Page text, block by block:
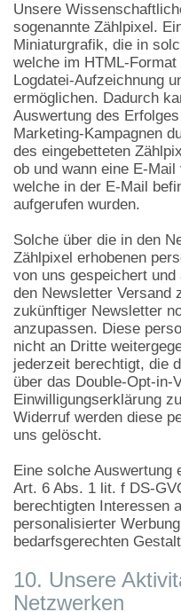
Unsere
sogenannte Zählpixel.
Miniaturgrafik, die in
welche im HTML-
Logdatei-Aufzeichnung
ermöglichen. Dadurch
Auswertung des
Marketing-Kampagnen
des eingebetteten
ob und wann eine E-
welche in der E-Mail
aufgerufen wurden.
Solche über die in den
Zählpixel erhobenen
von uns gespeichert und
den Newsletter Versand
zukünftiger Newsletter
anzupassen. Diese
nicht an Dritte
jederzeit berechtigt, die
über das Double-Opt-in-
Einwilligungserklärung
Widerruf werden diese
uns gelöscht.
Eine solche Auswertung
Art. 6 Abs. 1 lit. f DS-
berechtigten Interessen
personalisierter
bedarfsgerechten
10. Unsere
Netzwerken